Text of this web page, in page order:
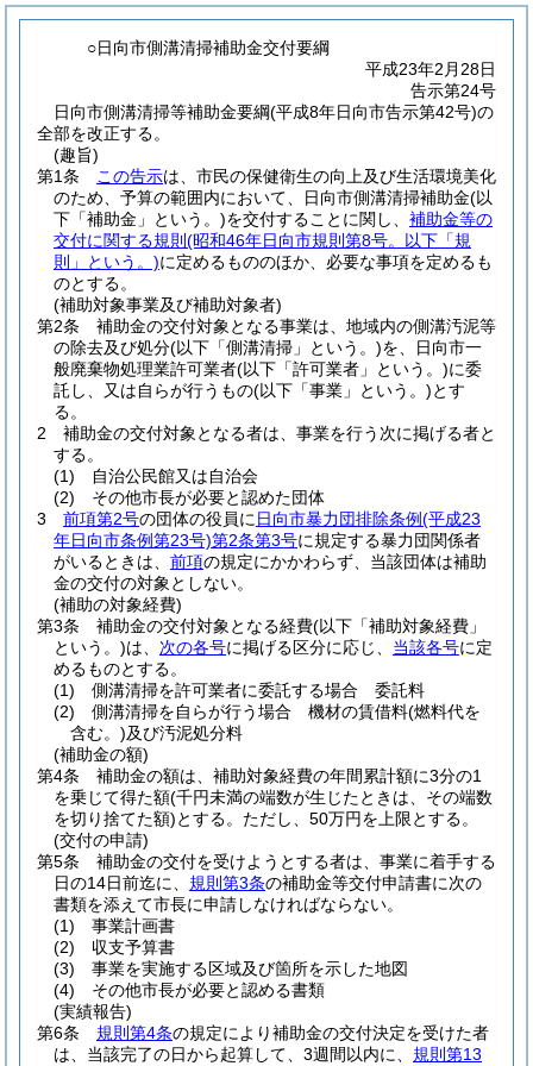
○日向市側溝清掃補助金交付要綱
平成23年2月28日
告示第24号
日向市側溝清掃等補助金要綱(平成8年日向市告示第42号)の
全部を改正する。
(趣旨)
第1条
この告示は、市民の保健衛生の向上及び生活環境美化
のため、予算の範囲内において、日向市側溝清掃補助金(以
下「補助金」という。)を交付することに関し、 補助金等の
交付に関する規則 (昭和46年日向市規則第8号。以下「規
則」という。)に定めるもののほか、必要な事項を定めるも
のとする。
(補助対象事業及び補助対象者)
第2条
補助金の交付対象となる事業は、地域内の側溝汚泥等
の除去及び処分(以下「側溝清掃」という。)を、日向市一
般廃棄物処理業許可業者(以下「許可業者」という。)に委
託し、又は自らが行うもの(以下「事業」という。)とす
る。
2
補助金の交付対象となる者は、事業を行う次に掲げる者と
する。
(1)
自治公民館又は自治会
(2)
その他市長が必要と認めた団体
3
前項第2号の団体の役員に 日向市暴力団排除条例(平成23
年日向市条例第23号)第2条第3号に規定する暴力団関係者
がいるときは、 前項の規定にかかわらず、当該団体は補助
金の交付の対象としない。
(補助の対象経費)
第3条
補助金の交付対象となる経費(以下「補助対象経費」
という。)は、 次の各号に掲げる区分に応じ、 当該各号に定
めるものとする。
(1)
側溝清掃を許可業者に委託する場合 委託料
(2)
側溝清掃を自らが行う場合 機材の賃借料(燃料代を
含む。)及び汚泥処分料
(補助金の額)
第4条
補助金の額は、補助対象経費の年間累計額に3分の1
を乗じて得た額(千円未満の端数が生じたときは、その端数
を切り捨てた額)とする。 ただし、50万円を上限とする。
(交付の申請)
第5条
補助金の交付を受けようとする者は、事業に着手する
日の14日前迄に、 規則第3条の補助金等交付申請書に次の
書類を添えて市長に申請しなければならない。
(1)
事業計画書
(2)
収支予算書
(3)
事業を実施する区域及び箇所を示した地図
(4)
その他市長が必要と認める書類
(実績報告)
第6条
規則第4条の規定により補助金の交付決定を受けた者
は、当該完了の日から起算して、3週間以内に、 規則第13